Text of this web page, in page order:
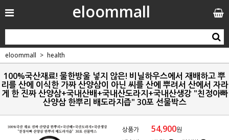
eloommall
eloommall health
100%국산재료! 물한방울 넣지 않은! 비닐하우스에서 재배하고 뿌
리를 산에 이식한 가짜 산양삼이 아닌 씨를 산에 뿌려서 산에서 자라
게 한 진짜 산양삼+국내산배+국내산도라지+국내산생강 "친정아빠
산양삼 한뿌리 배도라지즙" 30포 선물박스
상품가 54,900원